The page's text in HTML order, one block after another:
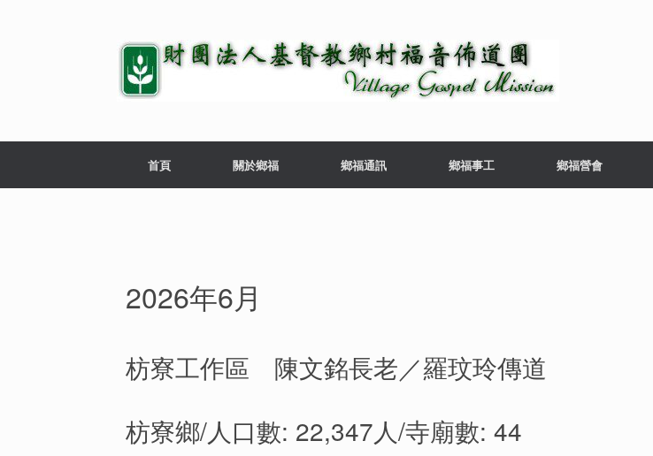
首頁 關於鄉福 鄉福通訊 鄉福事工 鄉福營會
2026年6月
枋寮工作區 陳文銘長老／羅玟玲傳道
枋寮鄉/人口數: 22,347人/寺廟數: 44